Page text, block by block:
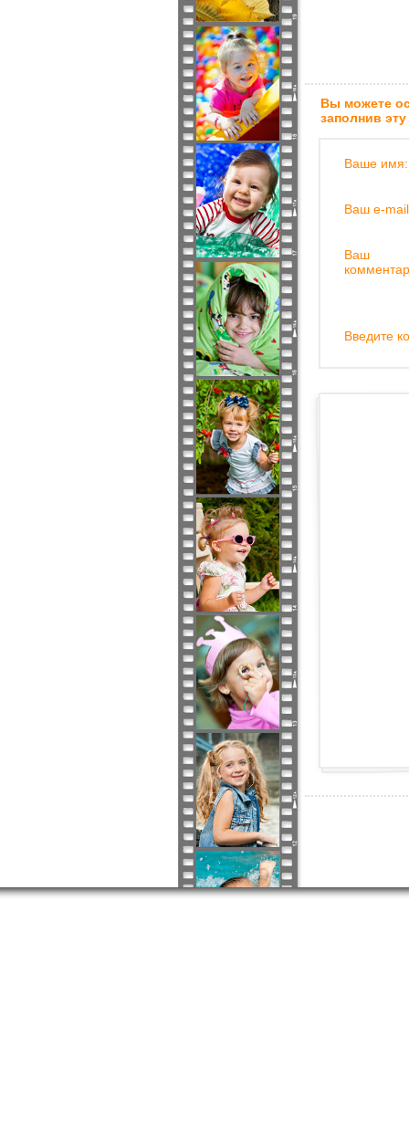
Вы можете
заполнив
Ваше имя:
Ваш e-
Ваш
Введите